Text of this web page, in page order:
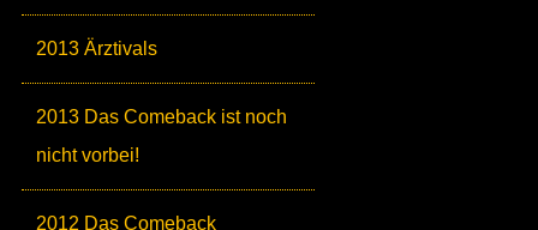
2013 Ärztivals
2013 Das Comeback ist noch
nicht vorbei!
2012 Das Comeback